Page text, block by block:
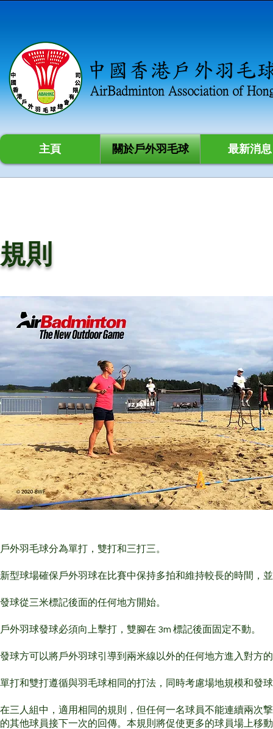
主頁 關於戶外羽毛球 最新消息
規則
戶外羽毛球分為單打，雙打和三打三。
新型球場確保戶外羽球在比賽中保持多拍和維持較長的時間，
發球從三米標記後面的任何地方開始。
戶外羽球發球必須向上擊打，雙腳在 3m 標記後面固定不動。
發球方可以將戶外羽球引導到兩米線以外的任何地方進入對方
單打和雙打遵循與羽毛球相同的打法，同時考慮場地規模和發
在三人組中，適用相同的規則，但任何一名球員不能連續兩次
的其他球員接下一次的回傳。本規則將促使更多的球員場上移